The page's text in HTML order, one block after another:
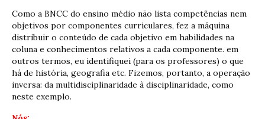
Como a BNCC do ensino médio não lista competências nem
objetivos por componentes curriculares, fez a máquina
distribuir o conteúdo de cada objetivo em habilidades na
coluna e conhecimentos relativos a cada componente. em
outros termos, eu identifiquei (para os professores) o que
há de história, geografia etc. Fizemos, portanto, a operação
inversa: da multidisciplinaridade à disciplinaridade, como
neste exemplo.